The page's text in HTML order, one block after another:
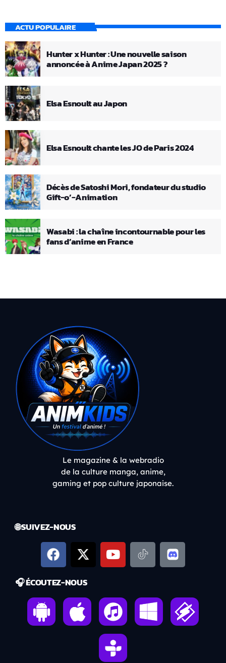
ACTU POPULAIRE
Hunter x Hunter : Une nouvelle saison
annoncée à Anime Japan 2025 ?
Elsa Esnoult au Japon
Elsa Esnoult chante les JO de Paris 2024
Décès de Satoshi Mori, fondateur du studio
Gift-o’-Animation
Wasabi : la chaîne incontournable pour les
fans d’anime en France
Le magazine & la webradio
de la culture manga, anime,
gaming et pop culture japonaise.
🌐 SUIVEZ-NOUS
🎧 ÉCOUTEZ-NOUS